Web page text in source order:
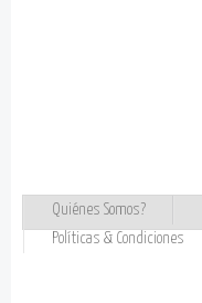
Quiénes Somos?
Políticas & Condiciones